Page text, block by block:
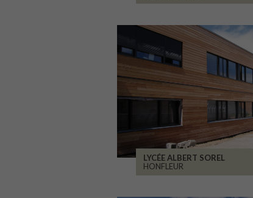
LYCÉE ALBERT SOREL
HONFLEUR